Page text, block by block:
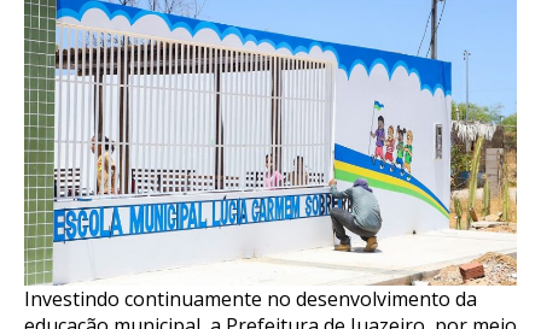
Investindo continuamente no desenvolvimento da